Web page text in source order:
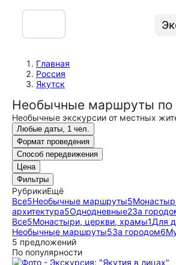
Главная
Россия
Якутск
Необычные маршруты по
Необычные экскурсии от местных
Любые даты, 1 чел.
Формат проведения
Способ передвижения
Цена
Фильтры
РубрикиЕщё
Все5Необычные маршруты5
архитектура5Однодневные2За
Все5Монастыри, церкви, храмы1Для
Необычные маршруты5За городом6
5 предложений
По популярности